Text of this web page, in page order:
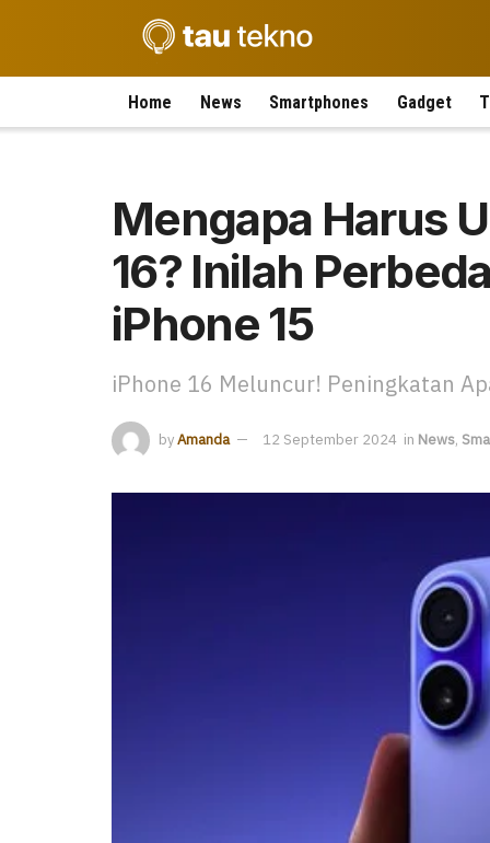
Home News Smartphones Gadget
Mengapa Harus
16? Inilah
iPhone 15
iPhone 16 Meluncur! Peningkatan
byAmanda 12 September 2024 in News,